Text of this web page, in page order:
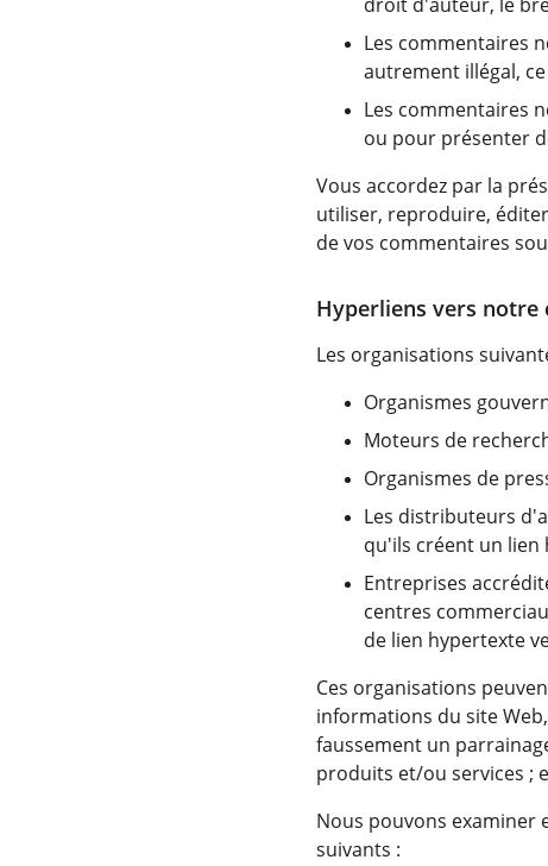
Les commentaires
autrement illégal,
Les commentaires
ou pour présenter
Vous accordez par la
utiliser, reproduire,
de vos commentaires
Hyperliens vers notre
Les organisations
Organismes
Moteurs de
Organismes de
Les distributeurs
qu'ils créent un lien
Entreprises
centres
de lien hypertexte
Ces organisations
informations du site
faussement un
produits et/ou services ;
Nous pouvons examiner
suivants :